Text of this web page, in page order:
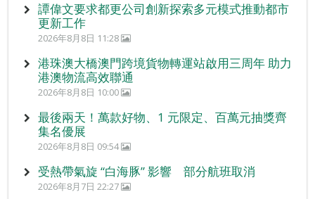
譚偉文要求都更公司創新探索多元模式推動都市
更新工作
2026年8月8日 11:28
港珠澳大橋澳門跨境貨物轉運站啟用三周年 助力
港澳物流高效聯通
2026年8月8日 10:00
最後兩天！萬款好物、1 元限定、百萬元抽獎齊
集名優展
2026年8月8日 09:54
受熱帶氣旋 “白海豚” 影響 部分航班取消
2026年8月7日 22:27